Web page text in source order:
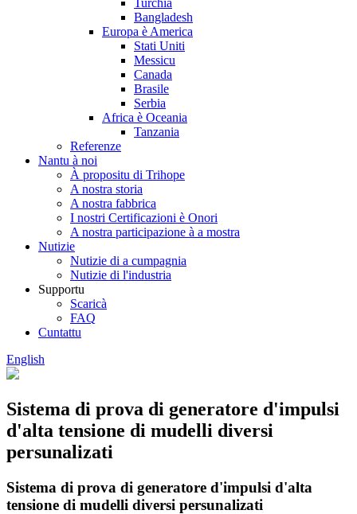
Turchia
Bangladesh
Europa è America
Stati Uniti
Messicu
Canada
Brasile
Serbia
Africa è Oceania
Tanzania
Referenze
Nantu à noi
À propositu di Trihope
A nostra storia
A nostra fabbrica
I nostri Certificazioni è Onori
A nostra participazione à a mostra
Nutizie
Nutizie di a cumpagnia
Nutizie di l'industria
Supportu
Scaricà
FAQ
Cuntattu
English
Sistema di prova di generatore d'impulsi
d'alta tensione di mudelli diversi
persunalizati
Sistema di prova di generatore d'impulsi d'alta
tensione di mudelli diversi persunalizati